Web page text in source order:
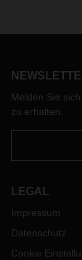
Sea
Melden Sie
zu erhalten.
LEGAL
Impressum
Datenschutz
Cookie